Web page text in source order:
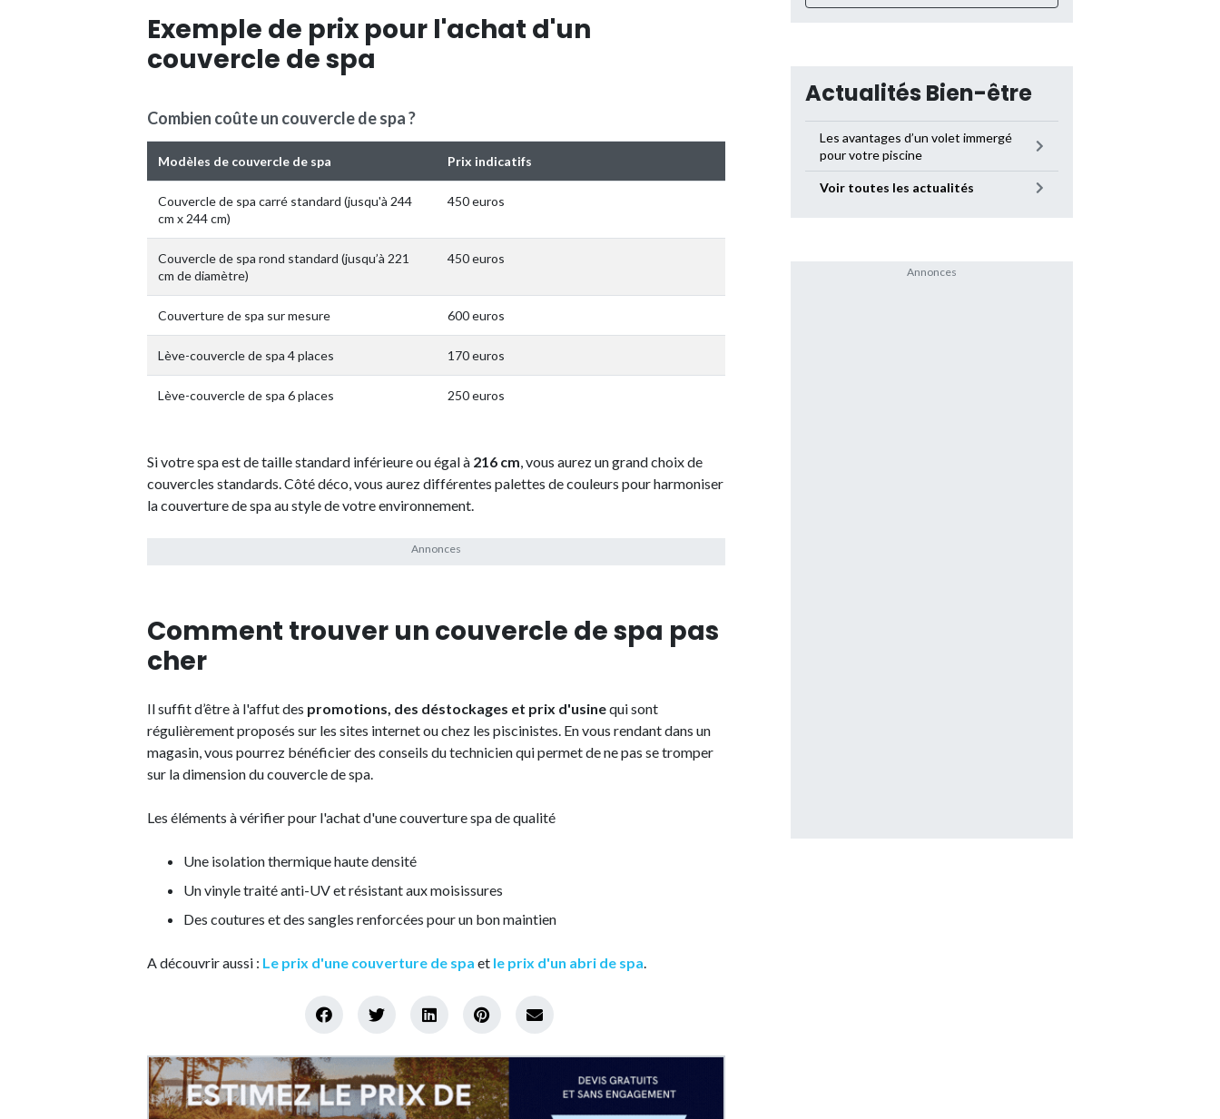
Exemple de prix pour l'achat d'un
couvercle de spa
Combien coûte un couvercle de spa ?
Modèles de couvercle de spa Prix indicatifs
Couvercle de spa carré standard (jusqu'à 244
cm x 244 cm)
450 euros
Couvercle de spa rond standard (jusqu’à 221
cm de diamètre)
450 euros
Couverture de spa sur mesure 600 euros
Lève-couvercle de spa 4 places 170 euros
Lève-couvercle de spa 6 places 250 euros
Si votre spa est de taille standard inférieure ou égal à 216 cm, vous aurez un grand choix de
couvercles standards. Côté déco, vous aurez différentes palettes de couleurs pour harmoniser
la couverture de spa au style de votre environnement.
Comment trouver un couvercle de spa pas
cher
Il suffit d’être à l'affut des promotions, des déstockages et prix d'usinequi sont
régulièrement proposés sur les sites internet ou chez les piscinistes. En vous rendant dans un
magasin, vous pourrez bénéficier des conseils du technicien qui permet de ne pas se tromper
sur la dimension du couvercle de spa.
Les éléments à vérifier pour l'achat d'une couverture spa de qualité
Une isolation thermique haute densité
Un vinyle traité anti-UV et résistant aux moisissures
Des coutures et des sangles renforcées pour un bon maintien
A découvrir aussi : Le prix d'une couverture de spa et le prix d'un abri de spa.
Actualités Bien-être
Les avantages d’un volet immergé
pour votre piscine
Voir toutes les actualités